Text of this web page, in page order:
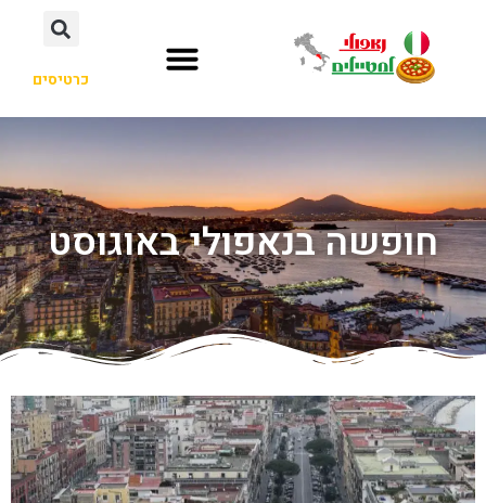
כרטיסים
חופשה בנאפולי באוגוסט